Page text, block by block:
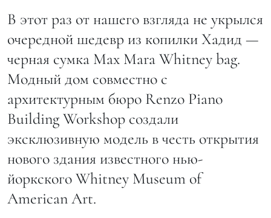
В этот раз от нашего взгляда не укрылся
очередной шедевр из копилки Хадид —
черная сумка Max Mara Whitney bag.
Модный дом совместно с
архитектурным бюро Renzo Piano
Building Workshop создали
эксклюзивную модель в честь открытия
нового здания известного нью-
йоркского Whitney Museum of
American Art.